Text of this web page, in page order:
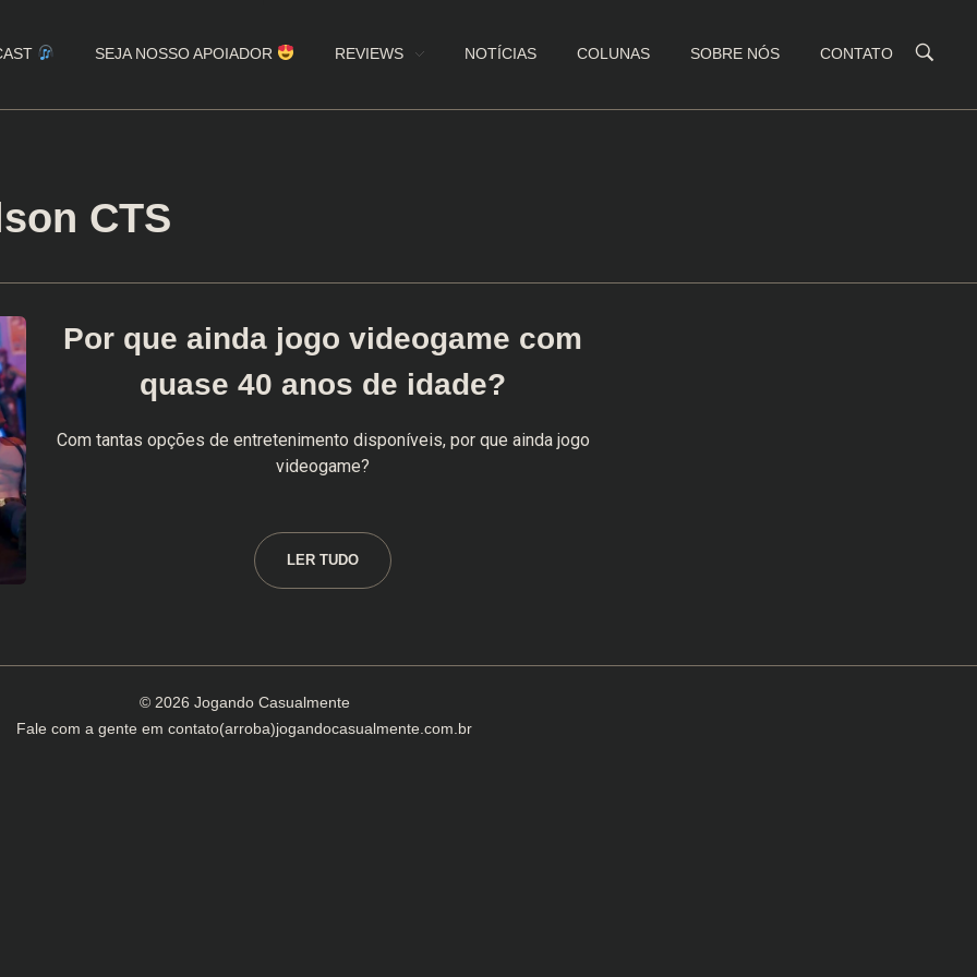
SEJA NOSSO APOIADOR REVIEWS NOTÍCIAS COLUNAS SOBRE NÓS CONTATO
CTS
Por que ainda jogo videogame com
quase 40 anos de idade?
Com tantas opções de entretenimento disponíveis, por que ainda jogo
videogame?
LER TUDO
© 2026 Jogando Casualmente
Fale com a gente em contato(arroba)jogandocasualmente.com.br